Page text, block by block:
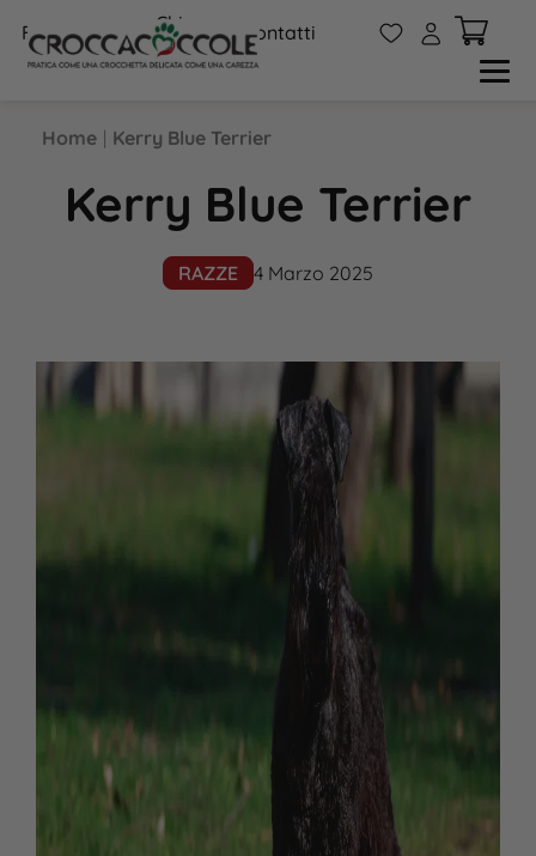
FAQs
Chi
siamo
Contatti W A
Home | Kerry Blue Terrier
Kerry Blue Terrier
RAZZE 4 Marzo 2025